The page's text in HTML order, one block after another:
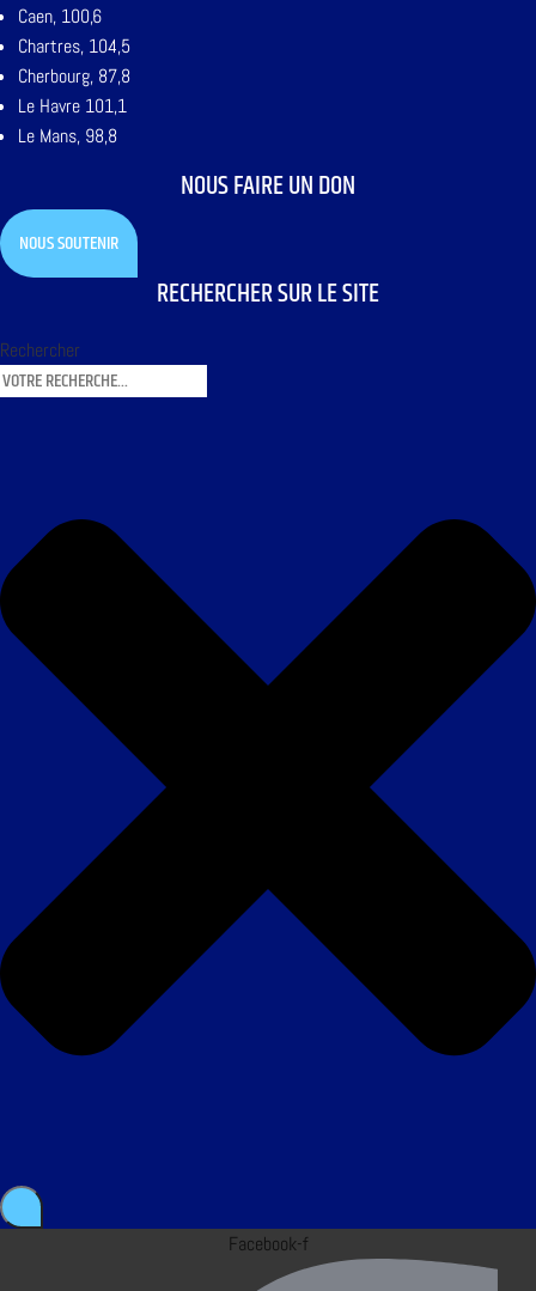
Caen, 100,6
Chartres, 104,5
Cherbourg, 87,8
Le Havre 101,1
Le Mans, 98,8
NOUS FAIRE UN DON
NOUS SOUTENIR
RECHERCHER SUR LE SITE
Rechercher
Facebook-f